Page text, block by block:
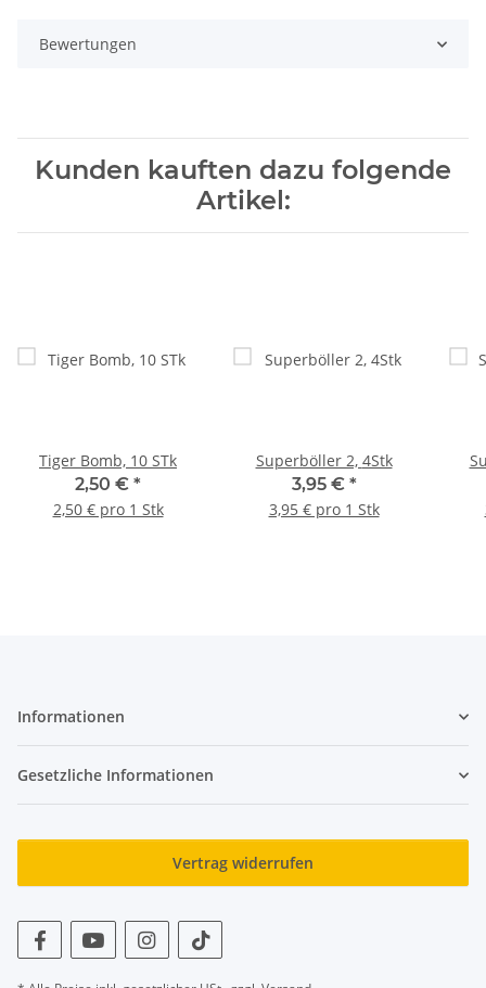
Bewertungen
Kunden kauften dazu folgende
Artikel:
Tiger Bomb, 10 STk
2,50 € *
2,50 € pro 1 Stk
Superböller 2, 4Stk
3,95 € *
3,95 € pro 1 Stk
Informationen
Gesetzliche Informationen
Vertrag widerrufen